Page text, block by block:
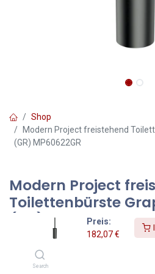
Preis:
182,07€
Search
Shop
Modern Project freistehend
(GR) MP60622GR
Modern Project
Toilettenbürste
(GR) MP60622GR
Farbe Graphit gebürstet (GR)
Die Badaccessoires-Kollektion